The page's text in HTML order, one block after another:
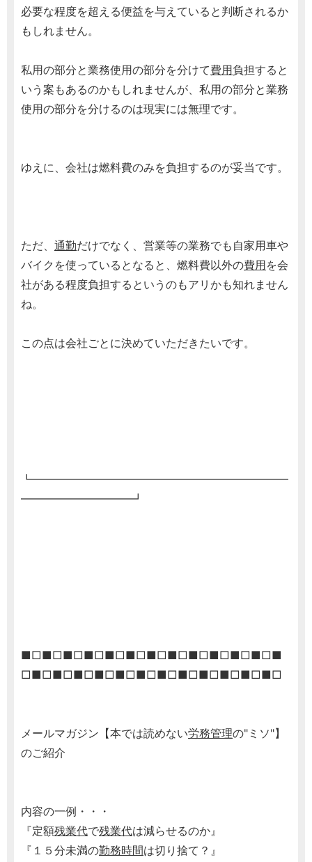
必要な程度を超える便益を与えていると判断されるか
もしれません。
私用の部分と業務使用の部分を分けて費用負担すると
いう案もあるのかもしれませんが、私用の部分と業務
使用の部分を分けるのは現実には無理です。
ゆえに、会社は燃料費のみを負担するのが妥当です。
ただ、 通勤だけでなく、営業等の業務でも自家用車や
バイクを使っているとなると、燃料費以外の費用を会
社がある程度負担するというのもアリかも知れません
ね。
この点は会社ごとに決めていただきたいです。
┗━━━━━━━━━━━━━━━━━━━━━━━
━━━━━━━━━━┛
■□■□■□■□■□■□■□■□■□■□■□■□■
□■□■□■□■□■□■□■□■□■□■□■□■□
メールマガジン【本では読めない労務管理の"ミソ"】
のご紹介
内容の一例・・・
『定額残業代で残業代は減らせるのか』
『１５分未満の勤務時間は切り捨て？』